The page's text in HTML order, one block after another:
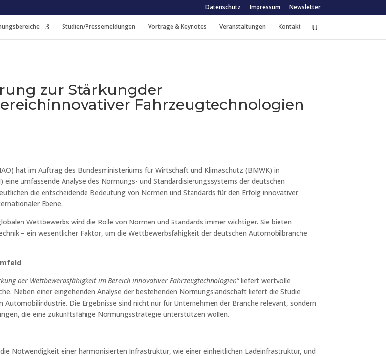
Datenschutz Impressum Newsletter
Studien/Pressemeldungen Vorträge & Keynotes Veranstaltungen Kontakt
zur Stärkungder
Fahrzeugtechnologien
hat im Auftrag des Bundesministeriums für Wirtschaft und Klimaschutz (BMWK) in
umfassende Analyse des Normungs- und Standardisierungssystems der deutschen
die entscheidende Bedeutung von Normen und Standards für den Erfolg innovativer
Ebene.
Wettbewerbs wird die Rolle von Normen und Standards immer wichtiger. Sie bieten
– ein wesentlicher Faktor, um die Wettbewerbsfähigkeit der deutschen Automobilbranche
der Wettbewerbsfähigkeit im Bereich innovativer Fahrzeugtechnologien“liefert wertvolle
Neben einer eingehenden Analyse der bestehenden Normungslandschaft liefert die Studie
Die Ergebnisse sind nicht nur für Unternehmen der Branche relevant, sondern
die eine zukunftsfähige Normungsstrategie unterstützen wollen.
Notwendigkeit einer harmonisierten Infrastruktur, wie einer einheitlichen Ladeinfrastruktur, und